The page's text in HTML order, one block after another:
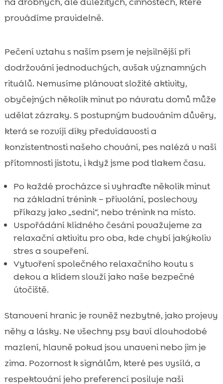
provádíme pravidelně.
Pečení vztahu s naším psem je nejsilnější při
dodržování jednoduchých, avšak významných
rituálů. Nemusíme plánovat složité aktivity,
obyčejných několik minut po návratu domů může
udělat zázraky. S postupným budováním důvěry,
která se rozvíjí díky předvídavosti a
konzistentnosti našeho chování, pes nalézá v naší
přítomnosti jistotu, i když jsme pod tlakem času.
Po každé procházce si vyhraďte několik minut
na základní trénink – přivolání, poslechovy
příkazy jako „sedni“, nebo trénink na místo.
Uspořádání klidného česání považujeme za
relaxační aktivitu pro oba, kde chybí jakýkoliv
stres a soupeření.
Vytvoření společného relaxačního koutu s
dekou a klidem slouží jako naše bezpečné
útočiště.
Stanovení hranic je rovněž nezbytné, jako projevy
něhy a lásky. Ne všechny psy baví dlouhodobé
mazlení, hlavně pokud jsou unaveni nebo jim je
zima. Pozornost k signálům, které pes vysílá, a
respektování jeho preferencí posiluje naši